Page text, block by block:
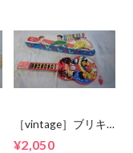
［vintage］ブリキ
¥2,050